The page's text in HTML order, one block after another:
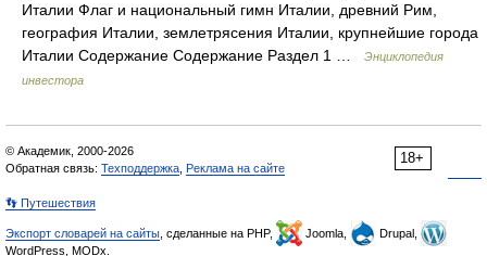
Италии Флаг и национальный гимн Италии, древний Рим,
география Италии, землетрясения Италии, крупнейшие города
Италии Содержание Содержание Раздел 1 …
Энциклопедия
инвестора
18+
© Академик, 2000-2026
Обратная связь: Техподдержка Реклама на сайте
👣 Путешествия
Экспорт словарей на сайты , сделанные на PHP, Joomla,
Drupal,
WordPress, MODx.